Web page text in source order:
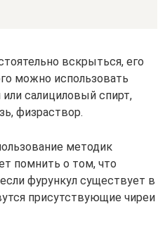
вскрыться, его
можно использовать
салициловый спирт,
физраствор.
методик
помнить о том, что
фурункул существует в
присутствующие чиреи